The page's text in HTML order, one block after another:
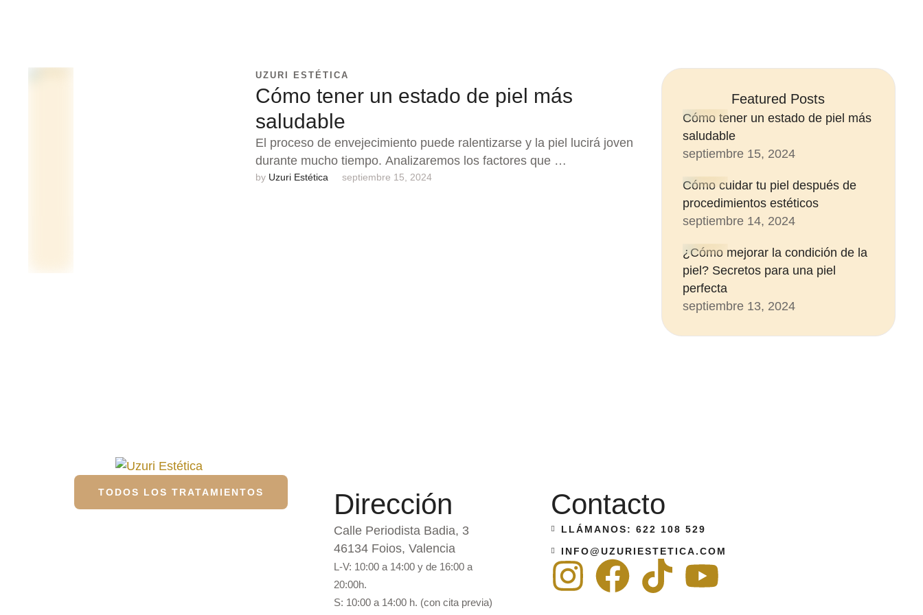
UZURI ESTÉTICA
Cómo tener un estado de piel más
saludable
El proceso de envejecimiento puede ralentizarse y la piel lucirá joven
durante mucho tiempo. Analizaremos los factores que …
by Uzuri Estética septiembre 15, 2024
Featured Posts
Cómo tener un estado de piel más
saludable
septiembre 15, 2024
Cómo cuidar tu piel después de
procedimientos estéticos
septiembre 14, 2024
¿Cómo mejorar la condición de la
piel? Secretos para una piel
perfecta
septiembre 13, 2024
TODOS LOS TRATAMIENTOS Dirección
Calle Periodista Badia, 3
46134 Foios, Valencia
L-V: 10:00 a 14:00 y de 16:00 a
20:00h.
S: 10:00 a 14:00 h. (con cita previa)
Contacto
LLÁMANOS: 622 108 529
INFO@UZURIESTETICA.COM